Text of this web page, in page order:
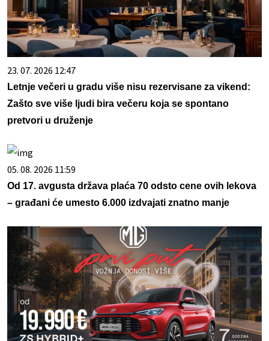
23. 07. 2026 12:47
Letnje večeri u gradu više nisu rezervisane za vikend:
Zašto sve više ljudi bira večeru koja se spontano
pretvori u druženje
05. 08. 2026 11:59
Od 17. avgusta država plaća 70 odsto cene ovih lekova
– građani će umesto 6.000 izdvajati znatno manje